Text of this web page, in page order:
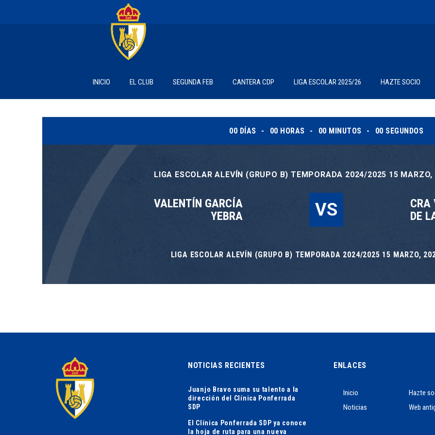
INICIO EL CLUB SEGUNDA FEB CANTERA CDP LIGA ESCOLAR 2025/26 HAZTE SOCIO
00 DÍAS 00 HORAS 00 MINUTOS 00 SEGUNDOS
LIGA ESCOLAR ALEVÍN (GRUPO B) TEMPORADA 2024/2025 15
VALENTÍN GARCÍA
YEBRA
VS
CRA
DE
LIGA ESCOLAR ALEVÍN (GRUPO B) TEMPORADA 2024/2025 15 MARZO,
NOTICIAS RECIENTES
Juanjo Bravo suma su talento a la
dirección del Clínica Ponferrada
SDP
El Clínica Ponferrada SDP ya conoce
la hoja de ruta para una nueva
ENLACES
Inicio
Hazte
Noticias
Web